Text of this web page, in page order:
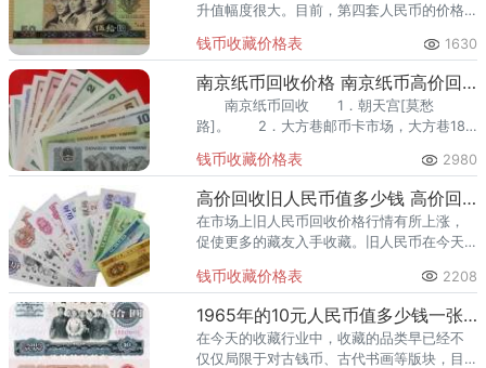
升值幅度很大。目前，第四套人民币的价格
多次飙升。
钱币收藏价格表 1630
南京纸币回收价格 南京纸币高价回收价格表
南京纸币回收 1．朝天宫[莫愁
路]。 2．大方巷邮币卡市场，大方巷18
钱币收藏价格表 2980
高价回收旧人民币值多少钱 高价回收旧人民币最新价格表
在市场上旧人民币回收价格行情有所上涨，
促使更多的藏友入手收藏。旧人民币在今天
自身的增值保值性，所以成为大多数藏友的
收藏首选。
钱币收藏价格表 2208
1965年的10元人民币值多少钱一张 1965年的10元人民币收藏价格表
在今天的收藏行业中，收藏的品类早已经不
仅仅局限于对古钱币、古代书画等版块，目